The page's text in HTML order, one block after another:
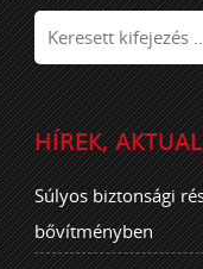
HÍREK,
Súlyos biztonsági
bővítményben